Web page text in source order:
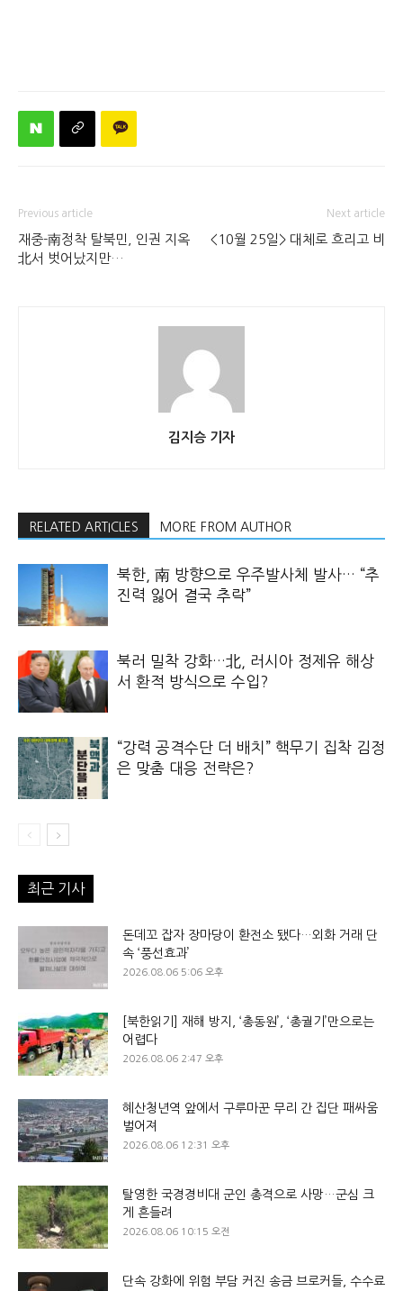
Previous article
재중-南정착 탈북민, 인권 지옥
北서 벗어났지만…
Next article
<10월 25일> 대체로 흐리고 비
김지승 기자
RELATED ARTICLES MORE FROM AUTHOR
북한, 南 방향으로 우주발사체 발사… “추
진력 잃어 결국 추락”
북러 밀착 강화…北, 러시아 정제유 해상
서 환적 방식으로 수입?
“강력 공격수단 더 배치” 핵무기 집착 김정
은 맞춤 대응 전략은?
최근 기사
돈데꼬 잡자 장마당이 환전소 됐다…외화 거래 단
속 ‘풍선효과’
2026.08.06 5:06 오후
[북한읽기] 재해 방지, ‘총동원’, ‘총궐기’만으로는
어렵다
2026.08.06 2:47 오후
혜산청년역 앞에서 구루마꾼 무리 간 집단 패싸움
벌어져
2026.08.06 12:31 오후
탈영한 국경경비대 군인 총격으로 사망…군심 크
게 흔들려
2026.08.06 10:15 오전
단속 강화에 위험 부담 커진 송금 브로커들, 수수료